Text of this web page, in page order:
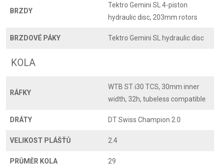
BRZDY
Tektro Gemini SL 4-piston
hydraulic disc, 203mm rotors
BRZDOVÉ PÁKY Tektro Gemini SL hydraulic disc
KOLA
RÁFKY
WTB ST i30 TCS, 30mm inner
width, 32h, tubeless compatible
DRÁTY DT Swiss Champion 2.0
VELIKOST PLÁŠŤŮ 2.4
PRŮMĚR KOLA 29